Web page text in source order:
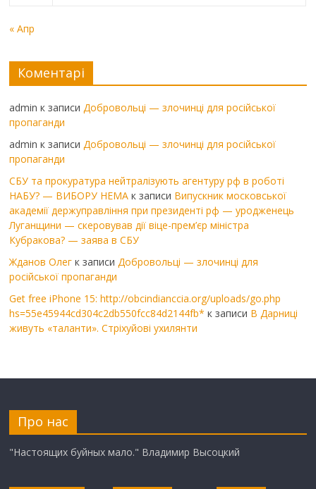
« Апр
Коментарі
admin к записиДобровольці — злочинці для російської
пропаганди
admin к записиДобровольці — злочинці для російської
пропаганди
СБУ та прокуратура нейтралізують агентуру рф в роботі
НАБУ? — ВИБОРУ НЕМА к записи Випускник московської
академії держуправління при президенті рф — уродженець
Луганщини — скеровував дії віце-прем’єр міністра
Кубракова? — заява в СБУ
Жданов Олег к записиДобровольці — злочинці для
російської пропаганди
Get free iPhone 15: http://obcindianccia.org/uploads/go.php
hs=55e45944cd304c2db550fcc84d2144fb* к записи В Дарниці
живуть «таланти». Стріхуйові ухилянти
Про нас
"Настоящих буйных мало." Владимир Высоцкий